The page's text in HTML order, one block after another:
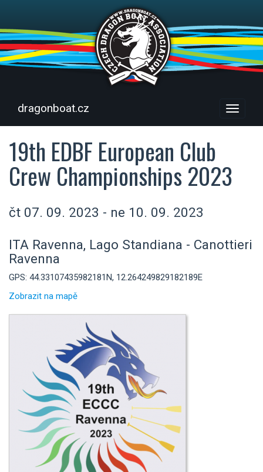
Menu
dragonboat.cz
19th EDBF European Club
Crew Championships 2023
čt 07. 09. 2023 - ne 10. 09. 2023
ITA Ravenna, Lago Standiana - Canottieri
Ravenna
GPS: 44.33107435982181N, 12.264249829182189E
Zobrazit na mapě